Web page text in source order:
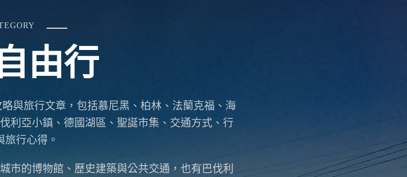
由行
與旅行文章，包括慕尼黑、柏林、法蘭克福、海
利亞小鎮、德國湖區、聖誕市集、交通方式、行
旅行心得。
市的博物館、歷史建築與公共交通，也有巴伐利